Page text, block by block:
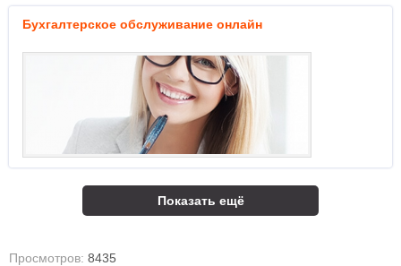
Бухгалтерское обслуживание онлайн
Показать ещё
Просмотров: 8435